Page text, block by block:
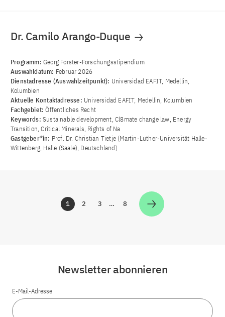
Dr. Camilo Arango-Duque
Programm: Georg Forster-Forschungsstipendium
Auswahldatum: Februar 2026
Dienstadresse (Auswahlzeitpunkt): Universidad EAFIT, Medellin,
Kolumbien
Aktuelle Kontaktadresse: Universidad EAFIT, Medellin, Kolumbien
Fachgebiet:Öffentliches Recht
Keywords: Sustainable development, Cl8mate change law, Energy
Transition, Critical Minerals, Rights of Na
Gastgeber*in: Prof. Dr. Christian Tietje (Martin-Luther-Universität Halle-
Wittenberg, Halle (Saale), Deutschland)
Zur Seite
1 Zur Seite
2 Zur Seite
3 … Zur Seite
8
Newsletter abonnieren
E-Mail-Adresse